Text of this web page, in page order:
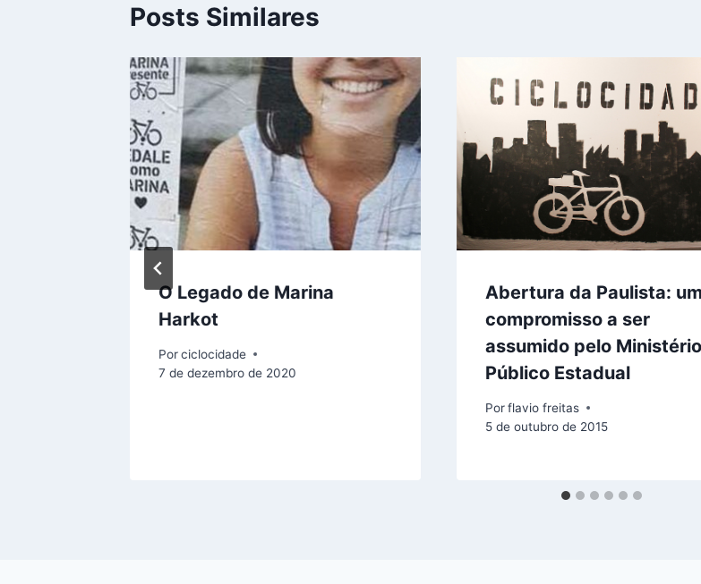
Posts Similares
O Legado de Marina
Harkot
Porciclocidade
7 de dezembro de 2020
Abertura da Paulista: um
compromisso a ser
assumido pelo Ministério
Público Estadual
Por flavio freitas
5 de outubro de 2015